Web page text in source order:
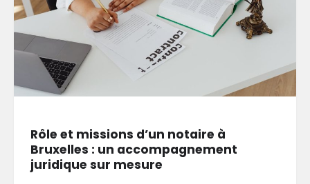
Rôle et missions d’un notaire à
Bruxelles : un accompagnement
juridique sur mesure